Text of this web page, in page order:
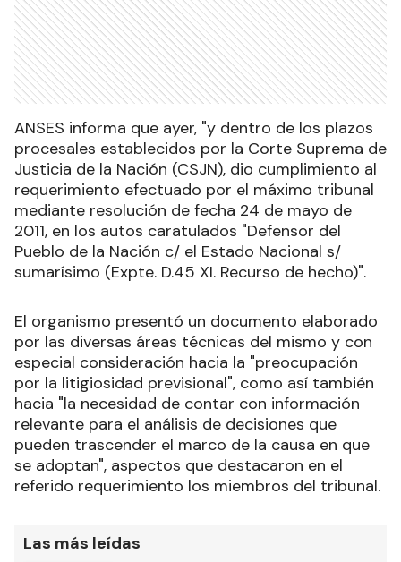
ANSES informa que ayer, "y dentro de los plazos
procesales establecidos por la Corte Suprema de
Justicia de la Nación (CSJN), dio cumplimiento al
requerimiento efectuado por el máximo tribunal
mediante resolución de fecha 24 de mayo de
2011, en los autos caratulados "Defensor del
Pueblo de la Nación c/ el Estado Nacional s/
sumarísimo (Expte. D.45 XI. Recurso de hecho)".
El organismo presentó un documento elaborado
por las diversas áreas técnicas del mismo y con
especial consideración hacia la "preocupación
por la litigiosidad previsional", como así también
hacia "la necesidad de contar con información
relevante para el análisis de decisiones que
pueden trascender el marco de la causa en que
se adoptan", aspectos que destacaron en el
referido requerimiento los miembros del tribunal.
Las más leídas